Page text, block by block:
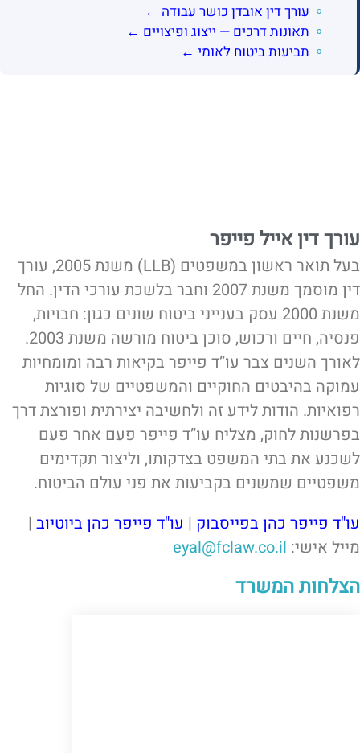
עורך דין אובדן כושר עבודה ←
תאונות דרכים — ייצוג ופיצויים ←
תביעות ביטוח לאומי ←
עורך דין אייל פייפר
בעל תואר ראשון במשפטים (LLB) משנת 2005, עורך
דין מוסמך משנת 2007 וחבר בלשכת עורכי הדין. החל
משנת 2000 עסק בענייני ביטוח שונים כגון: חבויות,
פנסיה, חיים ורכוש, סוכן ביטוח מורשה משנת 2003.
לאורך השנים צבר עו”ד פייפר בקיאות רבה ומומחיות
עמוקה בהיבטים החוקיים והמשפטיים של סוגיות
רפואיות. הודות לידע זה ולחשיבה יצירתית ופורצת דרך
בפרשנות לחוק, מצליח עו”ד פייפר פעם אחר פעם
לשכנע את בתי המשפט בצדקותו, וליצור תקדימים
משפטיים שמשנים בקביעות את פני עולם הביטוח.
עו"ד פייפר כהן בפייסבוק | עו"ד פייפר כהן ביוטיוב |
מייל אישי: eyal@fclaw.co.il
הצלחות המשרד